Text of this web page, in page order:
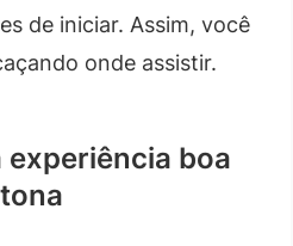
de iniciar. Assim, você
onde assistir.
experiência boa